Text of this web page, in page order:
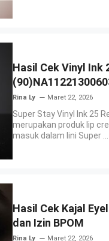
Hasil Cek Vinyl Ink
Rina Ly Maret 22, 2026
Super Stay Vinyl Ink 25
merupakan produk lip
masuk dalam lini Super ...
Hasil Cek Kajal
dan Izin BPOM
Rina Ly Maret 22, 2026